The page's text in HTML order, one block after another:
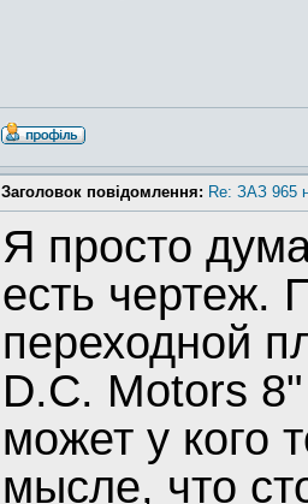
Заголовок повідомлення: Re: ЗАЗ 965
Я просто
есть чертеж.
переходной
D.C. Motors
может у кого
мысле, что